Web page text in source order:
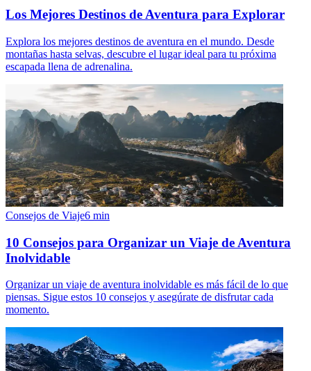
Los Mejores Destinos de Aventura para Explorar
Explora los mejores destinos de aventura en el mundo. Desde
montañas hasta selvas, descubre el lugar ideal para tu próxima
escapada llena de adrenalina.
Consejos de Viaje6 min
10 Consejos para Organizar un Viaje de Aventura
Inolvidable
Organizar un viaje de aventura inolvidable es más fácil de lo que
piensas. Sigue estos 10 consejos y asegúrate de disfrutar cada
momento.